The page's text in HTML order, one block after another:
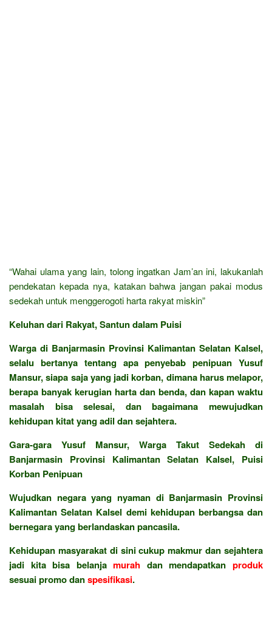
“Wahai ulama yang lain, tolong ingatkan Jam’an ini, lakukanlah
pendekatan kepada nya, katakan bahwa jangan pakai modus
sedekah untuk menggerogoti harta rakyat miskin”
Keluhan dari Rakyat, Santun dalam Puisi
Warga di Banjarmasin Provinsi Kalimantan Selatan Kalsel,
selalu bertanya tentang apa penyebab penipuan Yusuf
Mansur, siapa saja yang jadi korban, dimana harus melapor,
berapa banyak kerugian harta dan benda, dan kapan waktu
masalah bisa selesai, dan bagaimana mewujudkan
kehidupan kitat yang adil dan sejahtera.
Gara-gara Yusuf Mansur, Warga Takut Sedekah di
Banjarmasin Provinsi Kalimantan Selatan Kalsel, Puisi
Korban Penipuan
Wujudkan negara yang nyaman di Banjarmasin Provinsi
Kalimantan Selatan Kalsel demi kehidupan berbangsa dan
bernegara yang berlandaskan pancasila.
Kehidupan masyarakat di sini cukup makmur dan sejahtera
jadi kita bisa belanjamurah dan mendapatkanproduk
sesuai promo danspesifikasi.